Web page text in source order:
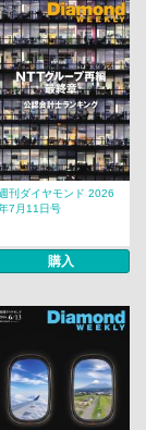
刊ダイヤモンド 2026
7月11日号
購入